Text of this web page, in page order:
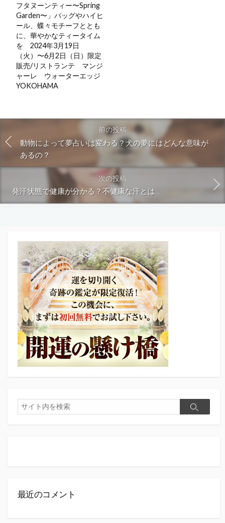
フタヌーンティー〜Spring
Garden〜」バッグやハイヒ
ール、蝶々モチーフととも
に、華やかなティータイム
を 2024年3月19日
（火）〜6月2日（日）限定
販売/リストランテ マンジ
ャーレ ウォーターエッジ
YOKOHAMA
前の投稿
動物によって夢占いは変わる？犬の夢にはどんな意味が
あるの？
次の投稿
発汗状態で健康が分かる？不健康な汗とは
検
索
検
最近のコメント